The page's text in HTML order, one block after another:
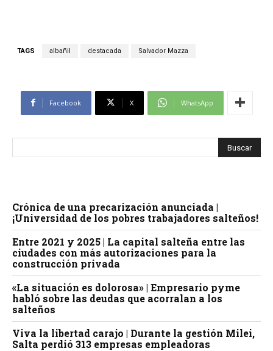
TAGS albañil destacada Salvador Mazza
Facebook X WhatsApp
Crónica de una precarización anunciada |
¡Universidad de los pobres trabajadores salteños!
Entre 2021 y 2025 | La capital salteña entre las
ciudades con más autorizaciones para la
construcción privada
«La situación es dolorosa» | Empresario pyme
habló sobre las deudas que acorralan a los
salteños
Viva la libertad carajo | Durante la gestión Milei,
Salta perdió 313 empresas empleadoras